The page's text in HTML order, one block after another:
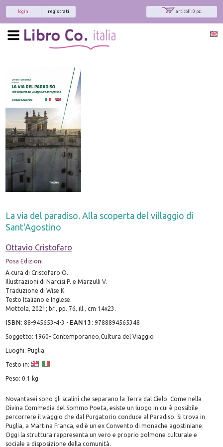
articoli: 0 pz.
registrati
login
La via del paradiso. Alla scoperta del villaggio di
Sant'Agostino
Ottavio Cristofaro
Posa Edizioni
A cura di Cristofaro O.
Illustrazioni di Narcisi P. e Marzulli V.
Traduzione di Wise K.
Testo Italiano e Inglese.
Mottola, 2021; br., pp. 76, ill., cm 14x23.
ISBN:88-945653-4-3 - EAN13 :9788894565348
Soggetto: 1960- Contemporaneo,Cultura del Viaggio
Luoghi: Puglia
Testo in:
Peso: 0.1 kg
Novantasei sono gli scalini che separano la Terra dal Cielo. Come nella
Divina Commedia del Sommo Poeta, esiste un luogo in cui è possibile
percorrere il viaggio che dal Purgatorio conduce al Paradiso. Si trova in
Puglia, a Martina Franca, ed è un ex Convento di monache agostiniane.
Oggi la struttura rappresenta un vero e proprio polmone culturale e
sociale a disposizione della comunità.